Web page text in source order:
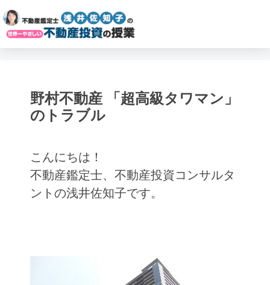
野村不動産 「超高級タワマン」
のトラブル
こんにちは！
不動産鑑定士、不動産投資コンサルタ
ントの浅井佐知子です。